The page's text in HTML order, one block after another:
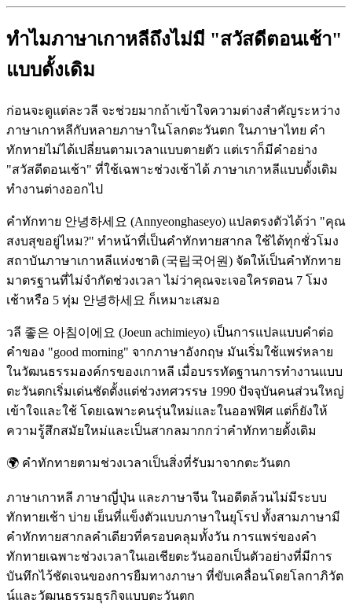
ทำไมภาษาเกาหลีถึงไม่มี "สวัสดีตอนเช้า"
แบบดั้งเดิม
ก่อนจะดูแต่ละวลี จะช่วยมากถ้าเข้าใจความต่างสำคัญระหว่าง
ภาษาเกาหลีกับหลายภาษาในโลกตะวันตก ในภาษาไทย คำ
ทักทายไม่ได้เปลี่ยนตามเวลาแบบตายตัว แต่เราก็มีคำอย่าง
"สวัสดีตอนเช้า" ที่ใช้เฉพาะช่วงเช้าได้ ภาษาเกาหลีแบบดั้งเดิม
ทำงานต่างออกไป
คำทักทาย 안녕하세요 (Annyeonghaseyo) แปลตรงตัวได้ว่า "คุณ
สงบสุขอยู่ไหม?" ทำหน้าที่เป็นคำทักทายสากล ใช้ได้ทุกชั่วโมง
สถาบันภาษาเกาหลีแห่งชาติ (국립국어원) จัดให้เป็นคำทักทาย
มาตรฐานที่ไม่จำกัดช่วงเวลา ไม่ว่าคุณจะเจอใครตอน 7 โมง
เช้าหรือ 5 ทุ่ม 안녕하세요 ก็เหมาะเสมอ
วลี 좋은 아침이에요 (Joeun achimieyo) เป็นการแปลแบบคำต่อ
คำของ "good morning" จากภาษาอังกฤษ มันเริ่มใช้แพร่หลาย
ในวัฒนธรรมองค์กรของเกาหลี เมื่อบรรทัดฐานการทำงานแบบ
ตะวันตกเริ่มเด่นชัดตั้งแต่ช่วงทศวรรษ 1990 ปัจจุบันคนส่วนใหญ่
เข้าใจและใช้ โดยเฉพาะคนรุ่นใหม่และในออฟฟิศ แต่ก็ยังให้
ความรู้สึกสมัยใหม่และเป็นสากลมากกว่าคำทักทายดั้งเดิม
🌍 คำทักทายตามช่วงเวลาเป็นสิ่งที่รับมาจากตะวันตก
ภาษาเกาหลี ภาษาญี่ปุ่น และภาษาจีน ในอดีตล้วนไม่มีระบบ
ทักทายเช้า บ่าย เย็นที่แข็งตัวแบบภาษาในยุโรป ทั้งสามภาษามี
คำทักทายสากลคำเดียวที่ครอบคลุมทั้งวัน การแพร่ของคำ
ทักทายเฉพาะช่วงเวลาในเอเชียตะวันออกเป็นตัวอย่างที่มีการ
บันทึกไว้ชัดเจนของการยืมทางภาษา ที่ขับเคลื่อนโดยโลกาภิวัต
น์และวัฒนธรรมธุรกิจแบบตะวันตก